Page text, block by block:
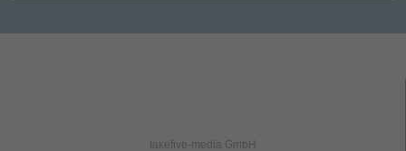
takefive-media GmbH